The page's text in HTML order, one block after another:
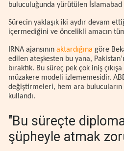
buluculuğunda yürütülen
Sürecin yaklaşık iki aydır devam
içermediğini ve öncelikli amacın
IRNA ajansının aktardığına göre
edilen ateşkesten bu yana,
bıraktık. Bu süreç pek çok iniş
müzakere modeli izlememesidir.
değiştirmeleri, hem ara bulucuların
kullandı.
"Bu süreçte
şüpheyle atmak